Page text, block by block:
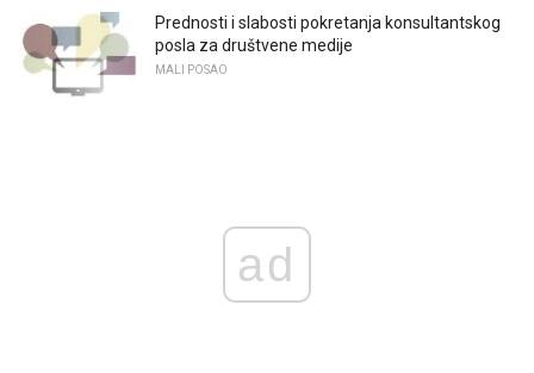
Prednosti i slabosti pokretanja konsultantskog
posla za društvene medije
MALI POSAO
ad